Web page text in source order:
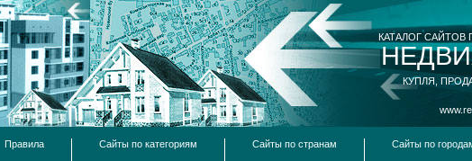
КАТАЛОГ
КУПЛЯ,
Правила Сайты по категориям Сайты по странам Сайты по